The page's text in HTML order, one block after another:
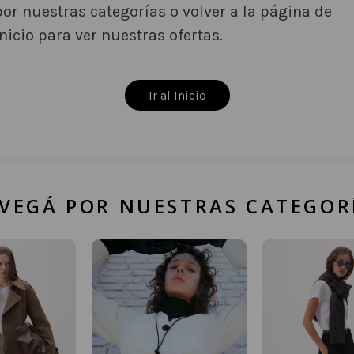
nuestras categorías o volver a la página de
para ver nuestras ofertas.
Ir al Inicio
POR NUESTRAS